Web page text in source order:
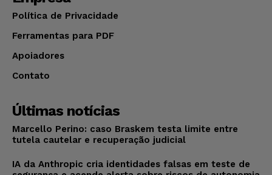
Política de Privacidade
Ferramentas para PDF
Apoiadores
Contato
Últimas notícias
Marcello Perino: caso Braskem testa limite entre
tutela cautelar e recuperação judicial
IA da Anthropic cria identidades falsas em teste de